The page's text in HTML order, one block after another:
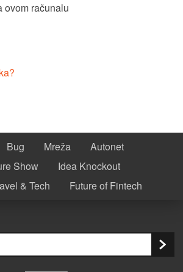
ovom računalu
Bug Mreža
Autonet
Show
Idea Knockout
& Tech
Future of Fintech